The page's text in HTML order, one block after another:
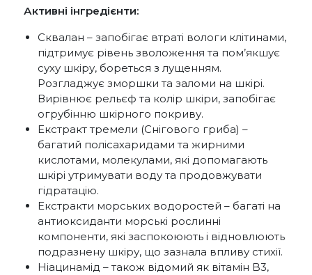
Активні інгредієнти:
Сквалан – запобігає втраті вологи клітинами,
підтримує рівень зволоження та пом’якшує
суху шкіру, бореться з лущенням.
Розгладжує зморшки та заломи на шкірі.
Вирівнює рельєф та колір шкіри, запобігає
огрубінню шкірного покриву.
Екстракт тремели (Снігового гриба) –
багатий полісахаридами та жирними
кислотами, молекулами, які допомагають
шкірі утримувати воду та продовжувати
гідратацію.
Екстракти морських водоростей – багаті на
антиоксиданти морські рослинні
компоненти, які заспокоюють і відновлюють
подразнену шкіру, що зазнала впливу стихії.
Ніацинамід – також відомий як вітамін B3,